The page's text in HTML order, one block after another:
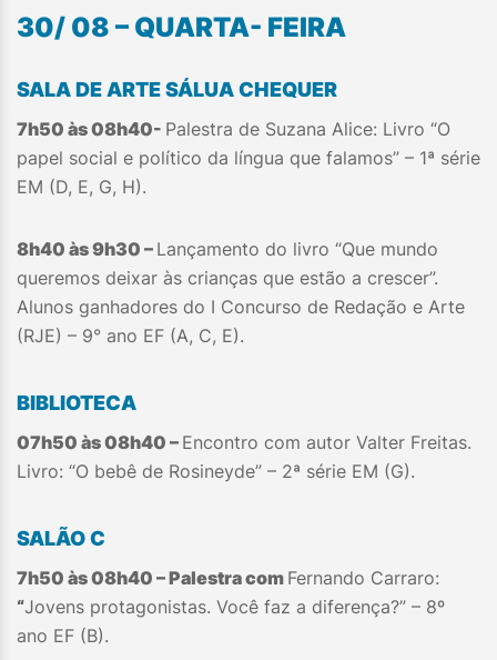
30/ 08 – QUARTA- FEIRA
SALA DE ARTE SÁLUA CHEQUER
7h50 às 08h40- Palestra de Suzana Alice: Livro “O
papel social e político da língua que falamos” – 1ª série
EM (D, E, G, H).
8h40 às 9h30 – Lançamento do livro “Que mundo
queremos deixar às crianças que estão a crescer”.
Alunos ganhadores do I Concurso de Redação e Arte
(RJE) – 9° ano EF (A, C, E).
BIBLIOTECA
07h50 às 08h40 – Encontro com autor Valter Freitas.
Livro: “O bebê de Rosineyde” – 2ª série EM (G).
SALÃO C
7h50 às 08h40 – Palestra com Fernando Carraro:
“Jovens protagonistas. Você faz a diferença?” – 8º
ano EF (B).